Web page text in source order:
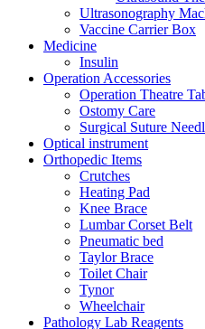
Ultrasonography
Vaccine Carrier Box
Medicine
Insulin
Operation Accessories
Operation Theatre
Ostomy Care
Surgical Suture
Optical instrument
Orthopedic Items
Crutches
Heating Pad
Knee Brace
Lumbar Corset Belt
Pneumatic bed
Taylor Brace
Toilet Chair
Tynor
Wheelchair
Pathology Lab Reagents